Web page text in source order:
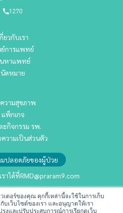
ตอร์ของคุณ คุกกี้เหล่านี้จะใช้ในการเก็บ
เว็บไซต์ของเรา และอนุญาตให้เรา
งและปรับประสบการณ์การเรียกดูเว็บ
1270
ยวกับเรา
การแพทย์
หาแพทย์
นัดหมาย
วามสุขภาพ
แพ็กเกจ
ะกิจกรรม รพ.
วามเป็นส่วนตัว
มปลอดภัยของผู้ป่วย
ราได้ที่RMD@praram9.com
งทุนสัมพันธ์